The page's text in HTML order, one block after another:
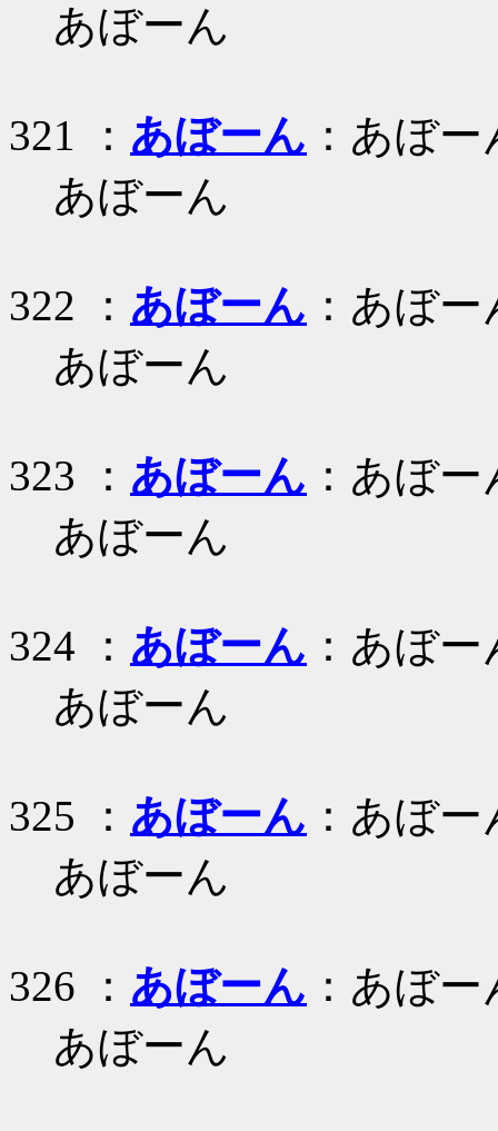
あぼーん
321 ： あぼーん ：あぼー
あぼーん
322 ： あぼーん ：あぼー
あぼーん
323 ： あぼーん ：あぼー
あぼーん
324 ： あぼーん ：あぼー
あぼーん
325 ： あぼーん ：あぼー
あぼーん
326 ： あぼーん ：あぼー
あぼーん